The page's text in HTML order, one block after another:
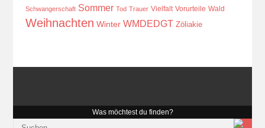
Schwangerschaft Sommer Tod Trauer Vielfalt Vorurteile Wald
Weihnachten Winter WMDEDGT Zöliakie
Was möchtest du finden?